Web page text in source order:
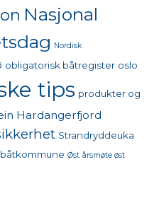
Nasjonal
Nordisk
obligatorisk båtregister oslo
tips produkter og
Hardangerfjord
Strandryddeuka
Øst årsmøte øst